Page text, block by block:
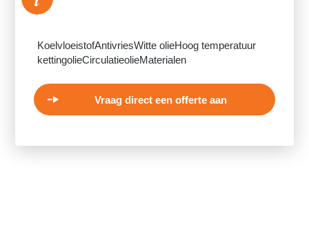
KoelvloeistofAntivriesWitte olieHoog temperatuur
kettingolieCirculatieolieMaterialen
Vraag direct een offerte aan